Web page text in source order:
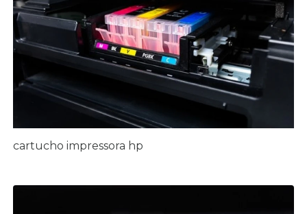
cartucho impressora hp